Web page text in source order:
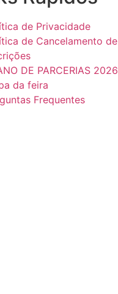
de Privacidade
de Cancelamento de
DE PARCERIAS 2026
da feira
Frequentes